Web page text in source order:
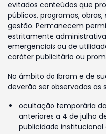
evitados conteúdos que
públicos, programas,
gestão. Permanecem
estritamente
emergenciais ou de
caráter publicitário ou
No âmbito do Ibram e de
deverão ser observadas as
ocultação temporária
anteriores a 4 de julho
publicidade